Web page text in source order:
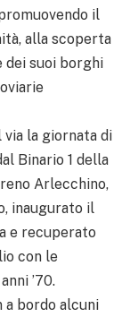
il
alla scoperta
suoi borghi
la giornata di
Binario 1 della
Arlecchino,
inaugurato il
e recuperato
con le
’70.
a bordo alcuni